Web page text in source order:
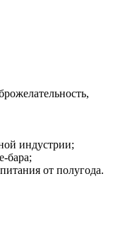
индустрии;
бара;
от полугода.